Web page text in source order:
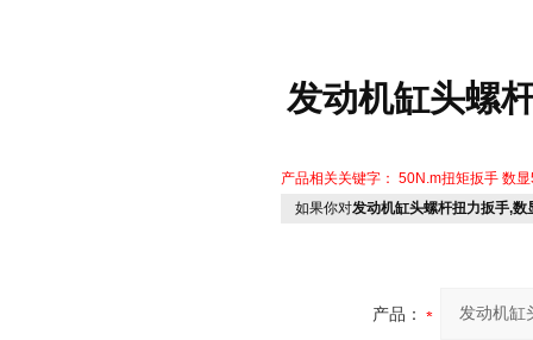
发动机缸头螺
产品相关关键字： 50N.m扭矩扳手 数
如果你对发动机缸头螺杆扭力扳手,
产品：